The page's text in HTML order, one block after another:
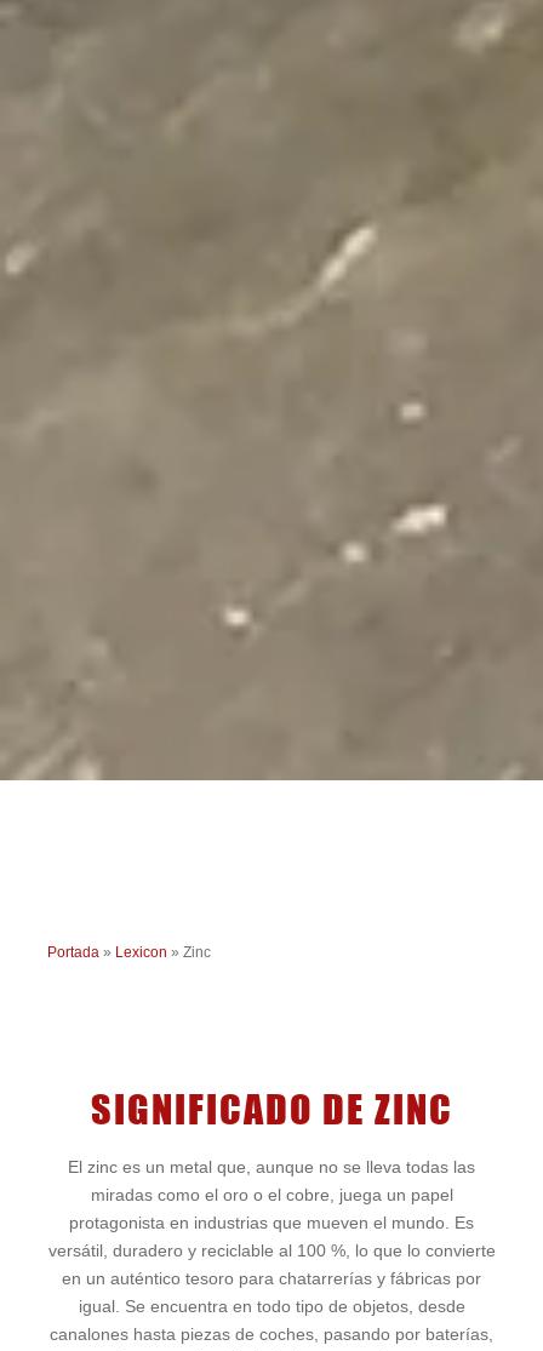
Portada » Lexicon » Zinc
SIGNIFICADO DE ZINC
El zinc es un metal que, aunque no se lleva todas las
miradas como el oro o el cobre, juega un papel
protagonista en industrias que mueven el mundo. Es
versátil, duradero y reciclable al 100 %, lo que lo convierte
en un auténtico tesoro para chatarrerías y fábricas por
igual. Se encuentra en todo tipo de objetos, desde
canalones hasta piezas de coches, pasando por baterías,